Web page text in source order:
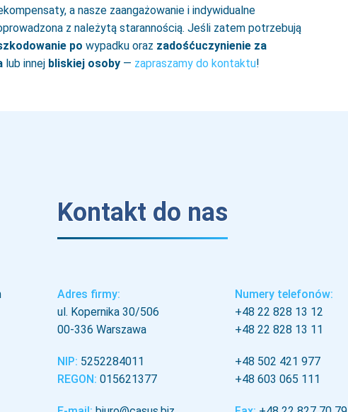
a nasze zaangażowanie i indywidualne
z należytą starannością. Jeśli zatem potrzebują
po wypadku oraz zadośćuczynienie za
lub innej bliskiej osoby — zapraszamy do kontaktu!
Kontakt do nas
Adres firmy:
ul. Kopernika 30/506
00-336 Warszawa
NIP: 5252284011
REGON: 015621377
Numery telefonów:
+48 22 828 13 12
+48 22 828 13 11
+48 502 421 977
+48 603 065 111